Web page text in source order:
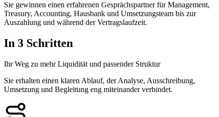
Sie gewinnen einen erfahrenen Gesprächspartner für Management,
Treasury, Accounting, Hausbank und Umsetzungsteam bis zur
Auszahlung und während der Vertragslaufzeit.
In 3 Schritten
Ihr Weg zu mehr Liquidität und passender Struktur
Sie erhalten einen klaren Ablauf, der Analyse, Ausschreibung,
Umsetzung und Begleitung eng miteinander verbindet.